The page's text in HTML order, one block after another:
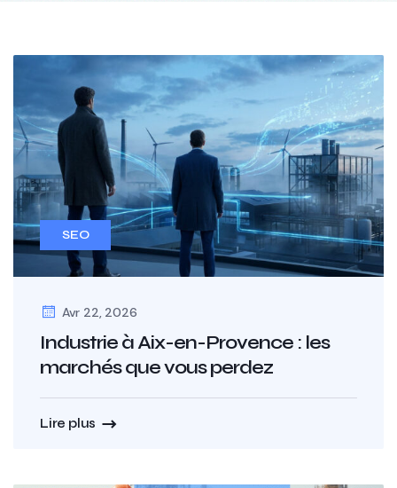
SEO
Avr 22, 2026
Industrie à Aix-en-Provence : les
marchés que vous perdez
Lire plus